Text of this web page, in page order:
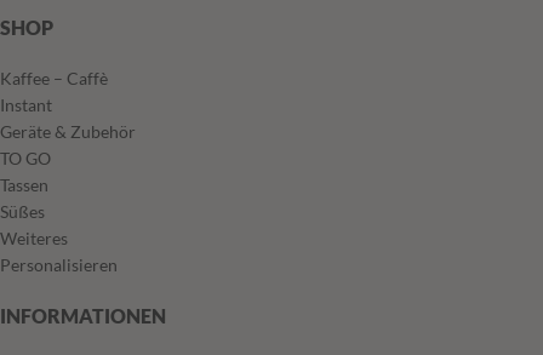
SHOP
Kaffee – Caffè
Instant
Geräte & Zubehör
TO GO
Tassen
Süßes
Weiteres
Personalisieren
INFORMATIONEN